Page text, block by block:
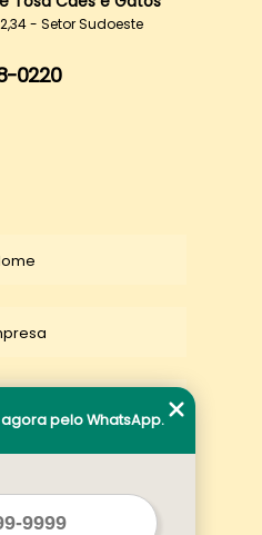
- Setor Sudoeste
0220
agora pelo WhatsApp.